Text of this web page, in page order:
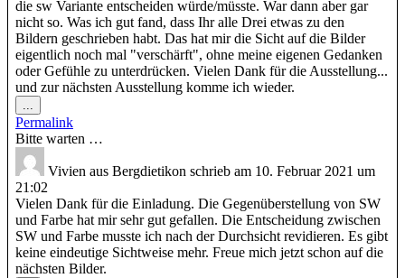
die sw Variante entscheiden würde/müsste. War dann aber gar
nicht so. Was ich gut fand, dass Ihr alle Drei etwas zu den
Bildern geschrieben habt. Das hat mir die Sicht auf die Bilder
eigentlich noch mal "verschärft", ohne meine eigenen Gedanken
oder Gefühle zu unterdrücken. Vielen Dank für die Ausstellung...
und zur nächsten Ausstellung komme ich wieder.
...
Metabox
ein-/ausblenden.
Permalink
Bitte warten …
Vivien aus Bergdietikon schrieb am 10. Februar 2021 um
21:02
Vielen Dank für die Einladung. Die Gegenüberstellung von SW
und Farbe hat mir sehr gut gefallen. Die Entscheidung zwischen
SW und Farbe musste ich nach der Durchsicht revidieren. Es gibt
keine eindeutige Sichtweise mehr. Freue mich jetzt schon auf die
nächsten Bilder.